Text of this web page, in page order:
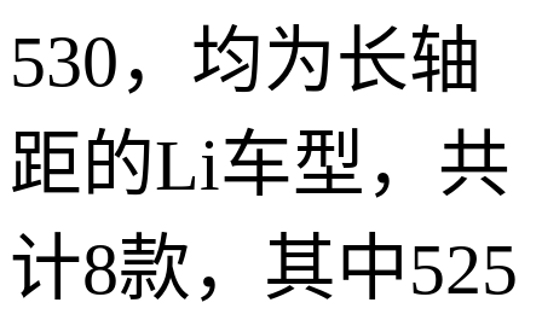
530，均为长轴
距的Li车型，共
计8款，其中525